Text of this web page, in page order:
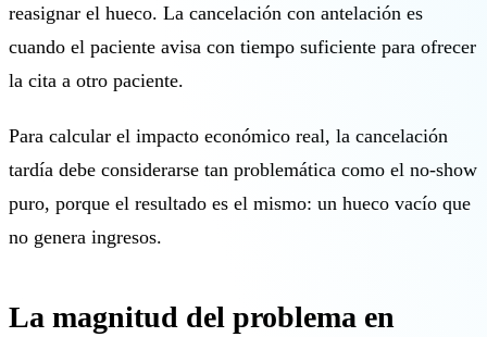
reasignar el hueco. La cancelación con antelación es
cuando el paciente avisa con tiempo suficiente para ofrecer
la cita a otro paciente.
Para calcular el impacto económico real, la cancelación
tardía debe considerarse tan problemática como el no-show
puro, porque el resultado es el mismo: un hueco vacío que
no genera ingresos.
La magnitud del problema en